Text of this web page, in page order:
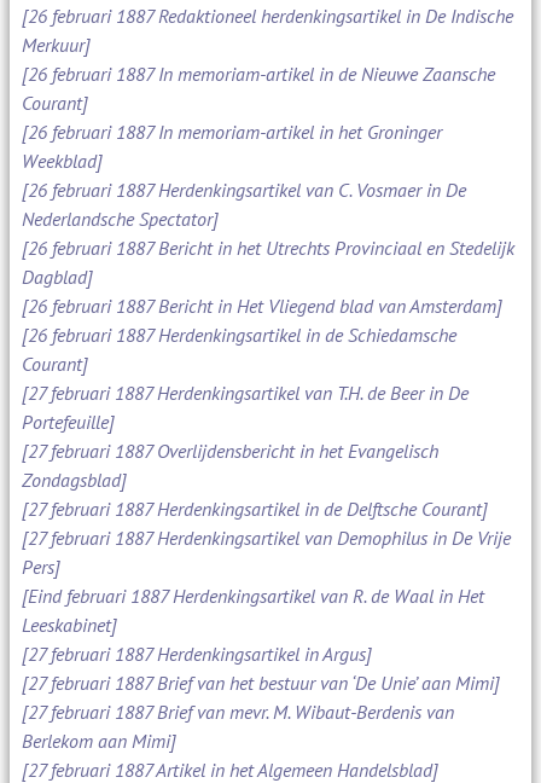
[26 februari 1887 Redaktioneel herdenkingsartikel in De Indische
Merkuur]
[26 februari 1887 In memoriam-artikel in de Nieuwe Zaansche
Courant]
[26 februari 1887 In memoriam-artikel in het Groninger
Weekblad]
[26 februari 1887 Herdenkingsartikel van C. Vosmaer in De
Nederlandsche Spectator]
[26 februari 1887 Bericht in het Utrechts Provinciaal en Stedelijk
Dagblad]
[26 februari 1887 Bericht in Het Vliegend blad van Amsterdam]
[26 februari 1887 Herdenkingsartikel in de Schiedamsche
Courant]
[27 februari 1887 Herdenkingsartikel van T.H. de Beer in De
Portefeuille]
[27 februari 1887 Overlijdensbericht in het Evangelisch
Zondagsblad]
[27 februari 1887 Herdenkingsartikel in de Delftsche Courant]
[27 februari 1887 Herdenkingsartikel van Demophilus in De Vrije
Pers]
[Eind februari 1887 Herdenkingsartikel van R. de Waal in Het
Leeskabinet]
[27 februari 1887 Herdenkingsartikel in Argus]
[27 februari 1887 Brief van het bestuur van ‘De Unie’ aan Mimi]
[27 februari 1887 Brief van mevr. M. Wibaut-Berdenis van
Berlekom aan Mimi]
[27 februari 1887 Artikel in het Algemeen Handelsblad]